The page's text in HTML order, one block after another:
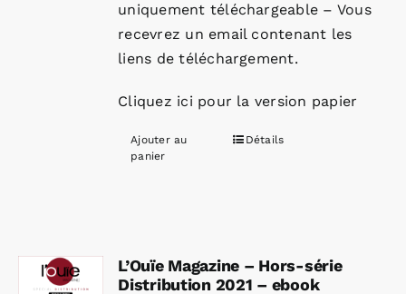
uniquement téléchargeable – Vous
recevrez un email contenant les
liens de téléchargement.
Cliquez ici pour la version papier
Ajouter au
panier
Détails
L’Ouïe Magazine – Hors-série
Distribution 2021 – ebook